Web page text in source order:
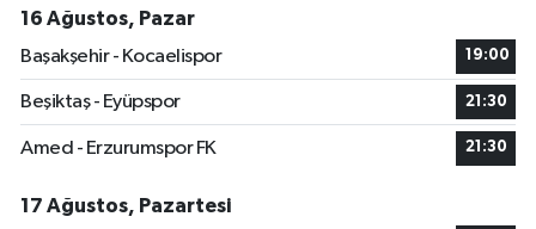
16 Ağustos, Pazar
Başakşehir - Kocaelispor
19:00
Beşiktaş - Eyüpspor 21:30
Amed - Erzurumspor FK 21:30
17 Ağustos, Pazartesi